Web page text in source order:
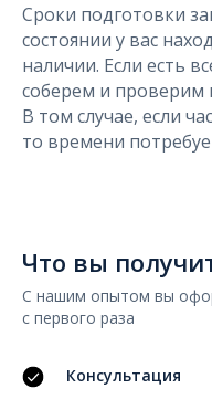
Сроки подготовки
состоянии у вас
наличии. Если есть
соберем и проверим
В том случае, если
то времени
Что вы
C нашим опытом вы
с первого раза
Консультация